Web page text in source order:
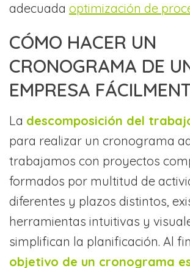
adecuada optimización de
CÓMO HACER UN
CRONOGRAMA DE
EMPRESA
La descomposición del
para realizar un cronograma
trabajamos con proyectos
formados por multitud de
diferentes y plazos distintos,
herramientas intuitivas y
simplifican la planificación. Al
objetivo de un cronograma